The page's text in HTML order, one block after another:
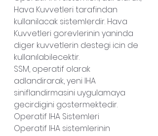
Hava Kuvvetleri tarafindan
kullanilacak sistemlerdir. Hava
Kuvvetleri gorevlerinin yaninda
diger kuvvetlerin destegi icin de
kullanılabilecektir.
SSM, operatif olarak
adlandirarak, yeni IHA
siniflandirmasini uygulamaya
gecirdigini gostermektedir.
Operatif IHA Sistemleri
Operatif IHA sistemlerinin